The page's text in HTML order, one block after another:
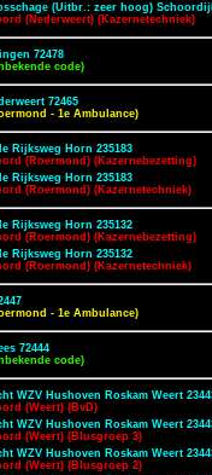
(Uitbr.: zeer hoog) Schoordijk
(Nederweert) (Kazernetechniek)
72478
code)
72465
- 1e Ambulance)
Rijksweg Horn 235183
(Roermond) (Kazernebezetting)
Rijksweg Horn 235183
(Roermond) (Kazernetechniek)
Rijksweg Horn 235132
(Roermond) (Kazernebezetting)
Rijksweg Horn 235132
(Roermond) (Kazernetechniek)
- 1e Ambulance)
72444
code)
WZV Hushoven Roskam Weert
(Weert) (BvD)
WZV Hushoven Roskam Weert
(Weert) (Blusgroep 3)
WZV Hushoven Roskam Weert
(Weert) (Blusgroep 2)